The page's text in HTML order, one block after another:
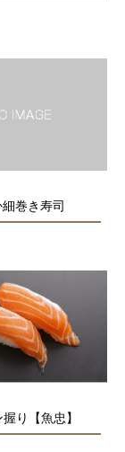
巻き寿司
り【魚忠】